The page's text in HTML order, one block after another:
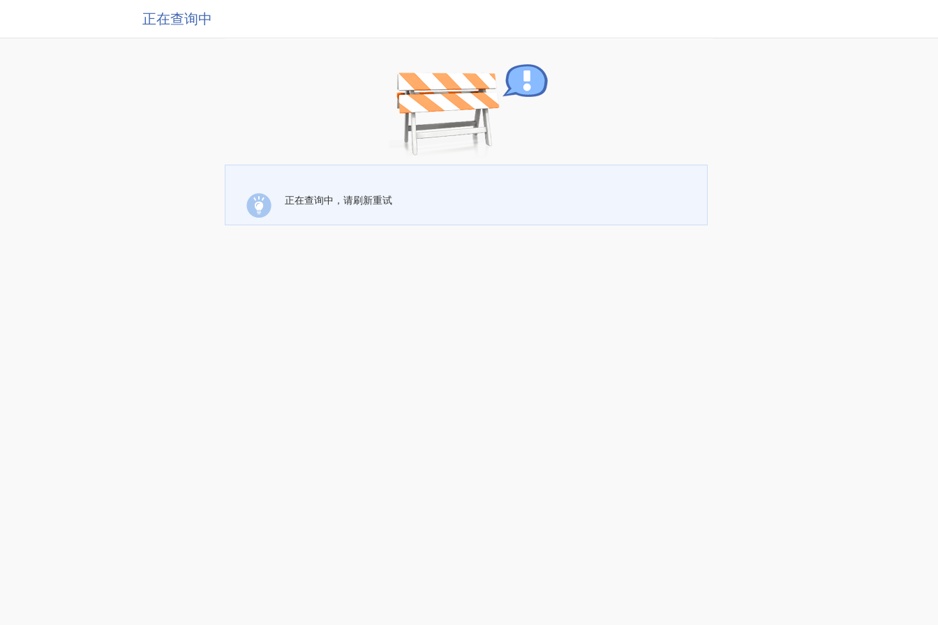
正在查询中
正在查询中，请刷新重试